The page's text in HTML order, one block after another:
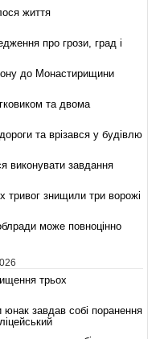
життя
про грози, град і
до Монастирищини
та двома
та врізався у будівлю
виконувати завдання
тривог знищили три ворожі
може повноцінно
трьох
юнак завдав собі поранення